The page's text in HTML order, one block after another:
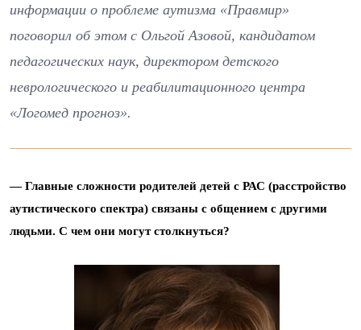
информации о проблеме аутизма «Правмир»
поговорил об этом с Ольгой Азовой, кандидатом
педагогических наук, директором детского
неврологического и реабилитационного центра
«Логомед прогноз».
— Главные сложности родителей детей с РАС (расстройство
аутистического спектра) связаны с общением с другими
людьми. С чем они могут столкнуться?